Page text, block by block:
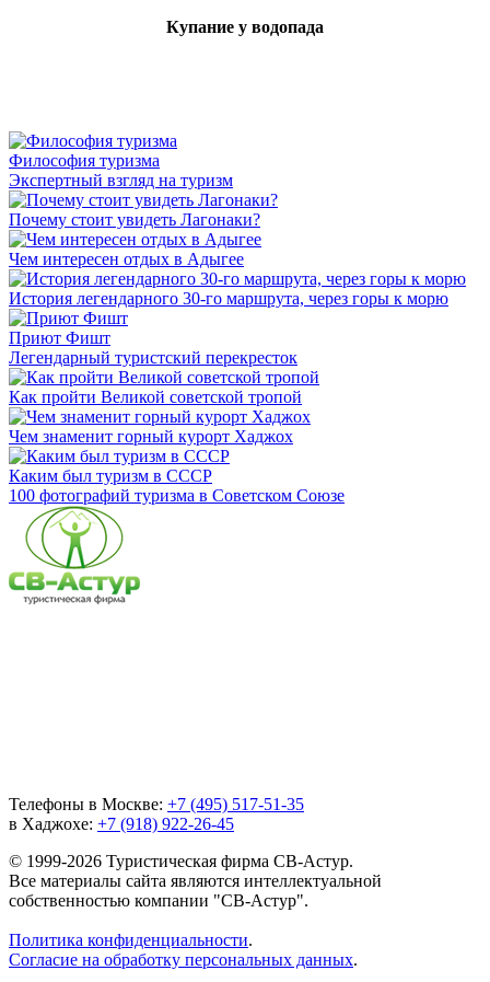
Купание у водопада
Философия туризма
Экспертный взгляд на туризм
Почему стоит увидеть Лагонаки?
Чем интересен отдых в Адыгее
История легендарного 30-го маршрута, через горы к морю
Приют Фишт
Легендарный туристский перекресток
Как пройти Великой советской тропой
Чем знаменит горный курорт Хаджох
Каким был туризм в СССР
100 фотографий туризма в Советском Союзе
Телефоны в Москве: +7 (495) 517-51-35
в Хаджохе: +7 (918) 922-26-45
© 1999-2026 Туристическая фирма СВ-Астур.
Все материалы сайта являются интеллектуальной
собственностью компании "СВ-Астур".
Политика конфиденциальности.
Согласие на обработку персональных данных.